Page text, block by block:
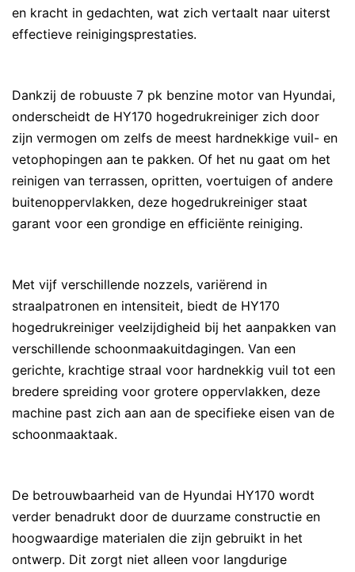
en kracht in gedachten, wat zich vertaalt naar uiterst
effectieve reinigingsprestaties.
Dankzij de robuuste 7 pk benzine motor van Hyundai,
onderscheidt de HY170 hogedrukreiniger zich door
zijn vermogen om zelfs de meest hardnekkige vuil- en
vetophopingen aan te pakken. Of het nu gaat om het
reinigen van terrassen, opritten, voertuigen of andere
buitenoppervlakken, deze hogedrukreiniger staat
garant voor een grondige en efficiënte reiniging.
Met vijf verschillende nozzels, variërend in
straalpatronen en intensiteit, biedt de HY170
hogedrukreiniger veelzijdigheid bij het aanpakken van
verschillende schoonmaakuitdagingen. Van een
gerichte, krachtige straal voor hardnekkig vuil tot een
bredere spreiding voor grotere oppervlakken, deze
machine past zich aan aan de specifieke eisen van de
schoonmaaktaak.
De betrouwbaarheid van de Hyundai HY170 wordt
verder benadrukt door de duurzame constructie en
hoogwaardige materialen die zijn gebruikt in het
ontwerp. Dit zorgt niet alleen voor langdurige